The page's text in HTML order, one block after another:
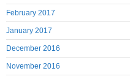
February 2017
January 2017
December 2016
November 2016